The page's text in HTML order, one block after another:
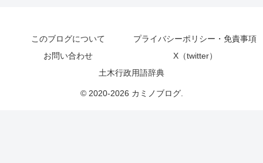
このブログについて
プライバシーポリシー・免責事項
お問い合わせ
X（twitter）
土木行政用語辞典
© 2020-2026 カミノブログ.